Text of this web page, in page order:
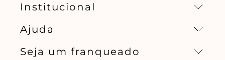
Institucional
Missão, visão e valores
Ajuda
Central de relacionamento
Seja um franqueado